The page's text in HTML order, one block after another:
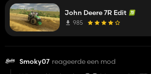
John Deere 7R Edit
985
Smoky07 reageerde een mod